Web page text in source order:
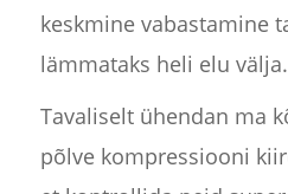
keskmine vabastamine
lämmataks heli elu välja.
Tavaliselt ühendan ma
põlve kompressiooni